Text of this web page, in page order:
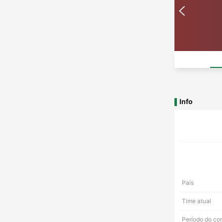
Info
País
Time atual
Período do